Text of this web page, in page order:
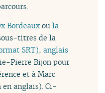
Bordeauxoula
titres de la
SRT),anglais
Pierre Bijon pour
et à Marc
en anglais). Ci-